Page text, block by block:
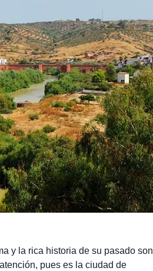
y la rica historia de su pasado son
pues es la ciudad de